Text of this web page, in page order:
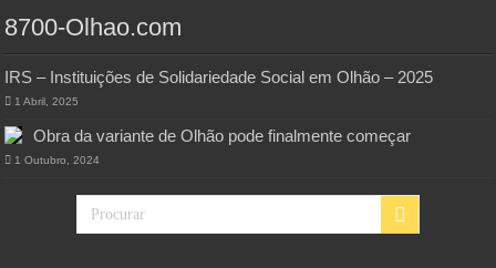
8700-Olhao.com
IRS – Instituições de Solidariedade Social em Olhão – 2025
1 Abril, 2025
Obra da variante de Olhão pode finalmente começar
1 Outubro, 2024